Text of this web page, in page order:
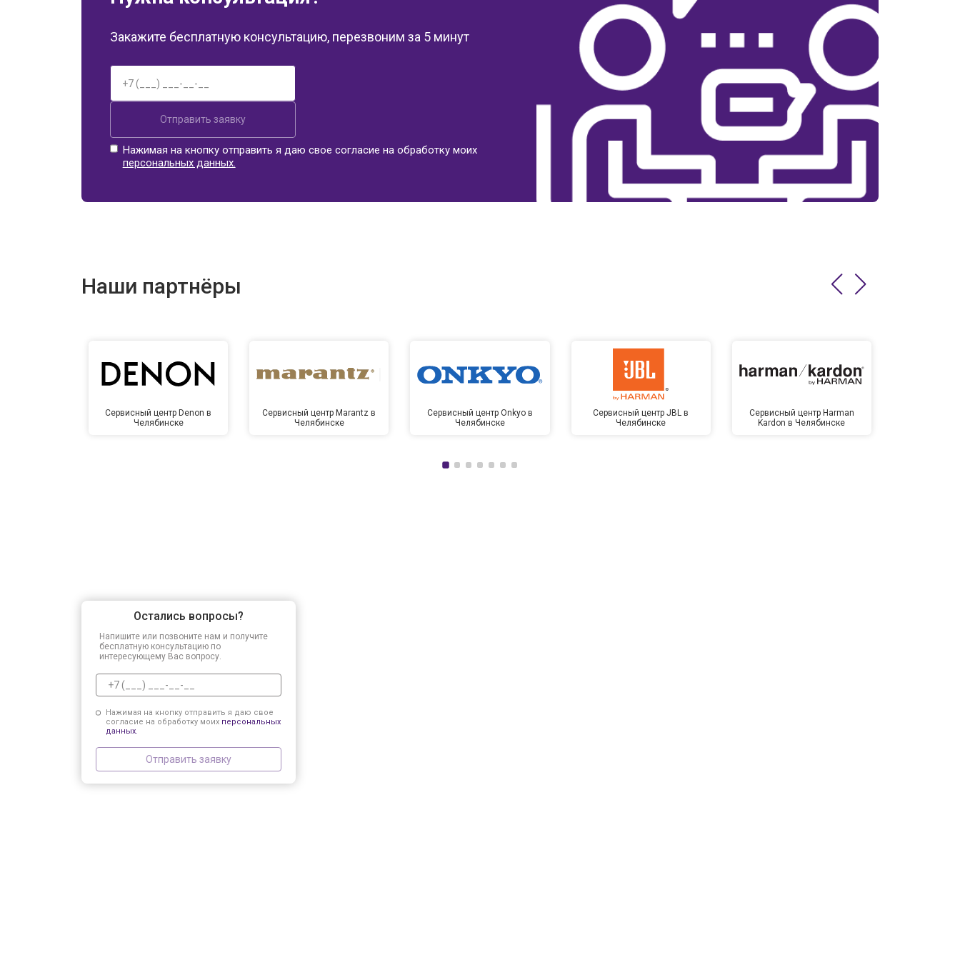
Закажите бесплатную консультацию, перезвоним за 5 минут
Отправить заявку
Нажимая на кнопку отправить я даю свое согласие на обработку моих
персональных данных.
Наши партнёры
Сервисный центр Denon в
Челябинске
Сервисный центр Marantz в
Челябинске
Сервисный центр Onkyo в
Челябинске
Сервисный центр JBL в
Челябинске
Сервисный центр Harman
Kardon в Челябинске
Остались вопросы?
Напишите или позвоните нам и получите
бесплатную консультацию по
интересующему Вас вопросу.
Нажимая на кнопку отправить я даю свое
согласие на обработку моих персональных
данных.
Отправить заявку